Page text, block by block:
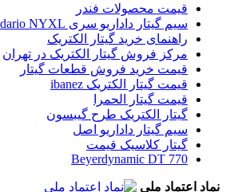
قیمت محصولات فندر
سیم گیتار داداریو سری Daddario NYXL
راهنمای خرید گیتار الکتریک
مرکز فروش گیتار الکتریک در تهران
قیمت خرید فروش قطعات گیتار
قیمت گیتار الکتریک ibanez
قیمت گیتار الحمرا
گیتار الکتریک طرح گیبسون
سیم گیتار داداریو اصل
گیتار کلاسیک قیمت
Beyerdynamic DT 770
نماد اعتماد ملی